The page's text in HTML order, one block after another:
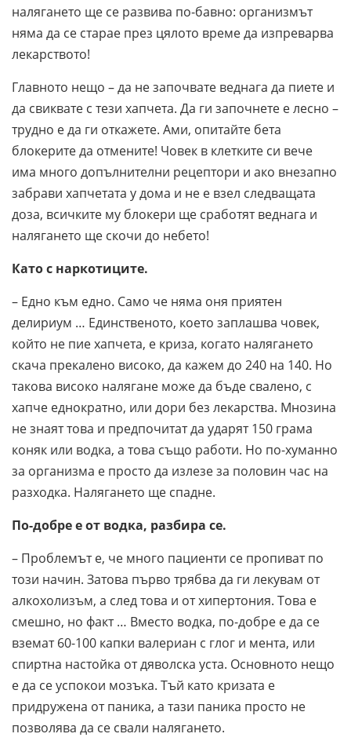
налягането ще се развива по-бавно: организмът
няма да се старае през цялото време да изпреварва
лекарството!
Главното нещо – да не започвате веднага да пиете и
да свиквате с тези хапчета. Да ги започнете е лесно –
трудно е да ги откажете. Ами, опитайте бета
блокерите да отмените! Човек в клетките си вече
има много допълнителни рецептори и ако внезапно
забрави хапчетата у дома и не е взел следващата
доза, всичките му блокери ще сработят веднага и
налягането ще скочи до небето!
Като с наркотиците.
– Едно към едно. Само че няма оня приятен
делириум … Единственото, което заплашва човек,
който не пие хапчета, е криза, когато налягането
скача прекалено високо, да кажем до 240 на 140. Но
такова високо налягане може да бъде свалено, с
хапче еднократно, или дори без лекарства. Мнозина
не знаят това и предпочитат да ударят 150 грама
коняк или водка, а това също работи. Но по-хуманно
за организма е просто да излезе за половин час на
разходка. Налягането ще спадне.
По-добре е от водка, разбира се.
– Проблемът е, че много пациенти се пропиват по
този начин. Затова първо трябва да ги лекувам от
алкохолизъм, а след това и от хипертония. Това е
смешно, но факт … Вместо водка, по-добре е да се
вземат 60-100 капки валериан с глог и мента, или
спиртна настойка от дяволска уста. Основното нещо
е да се успокои мозъка. Тъй като кризата е
придружена от паника, а тази паника просто не
позволява да се свали налягането.